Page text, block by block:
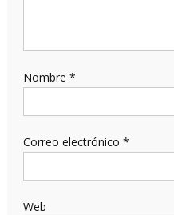
Nombre *
Correo electrónico *
Web